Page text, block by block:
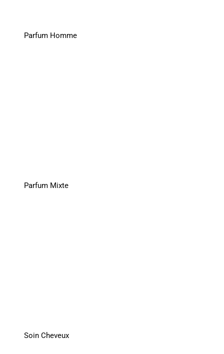
Parfum Homme
Parfum Mixte
Soin Cheveux